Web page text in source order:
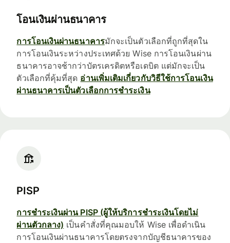
โอนเงินผ่านธนาคาร
การโอนเงินผ่านธนาคารมักจะเป็นตัวเลือกที่ถูกที่สุดใน
การโอนเงินระหว่างประเทศด้วย Wise การโอนเงินผ่าน
ธนาคารอาจช้ากว่าบัตรเครดิตหรือเดบิต แต่มักจะเป็น
ตัวเลือกที่คุ้มที่สุด อ่านเพิ่มเติมเกี่ยวกับวิธีใช้การโอนเงิน
ผ่านธนาคารเป็นตัวเลือกการชำระเงิน
PISP
การชำระเงินผ่าน PISP (ผู้ให้บริการชำระเงินโดยไม่
ผ่านตัวกลาง) เป็นคำสั่งที่คุณมอบให้ Wise เพื่อดำเนิน
การโอนเงินผ่านธนาคารโดยตรงจากบัญชีธนาคารของ